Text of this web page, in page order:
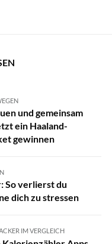
und gemeinsam
ein Haaland-
gewinnen
So verlierst du
dich zu stressen
IM VERGLEICH